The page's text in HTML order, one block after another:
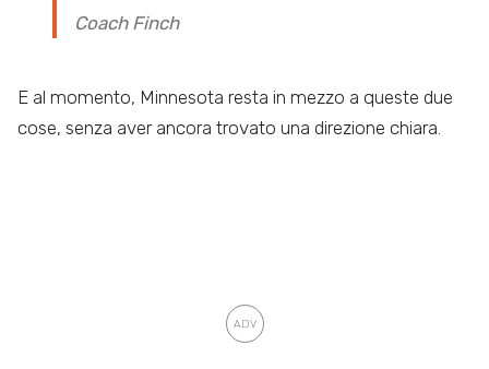
Coach Finch
E al momento, Minnesota resta in mezzo a queste due
cose, senza aver ancora trovato una direzione chiara.